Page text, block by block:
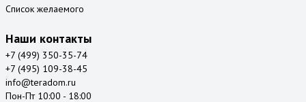
Список желаемого
Наши контакты
+7 (499) 350-35-74
+7 (495) 109-38-45
info@teradom.ru
Пон-Пт 10:00 - 18:00